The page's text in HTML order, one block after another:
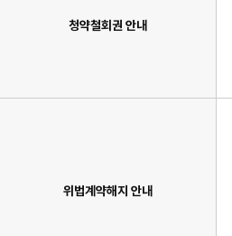
청약철회권 안내
위법계약해지 안내